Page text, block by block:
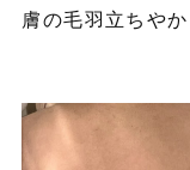
膚の毛羽立ちや